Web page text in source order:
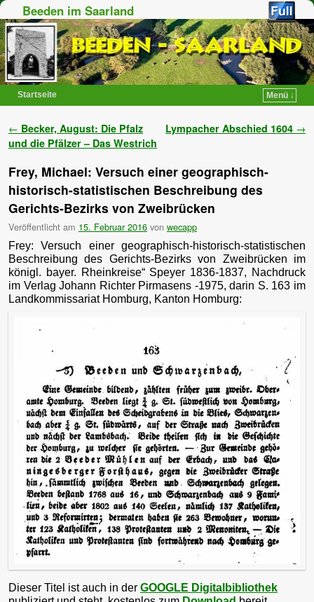
Beeden im Saarland
Startseite
Menü ↓
Artikelnavigation
← Becker, August: Die Pfalz
und die Pfälzer – Das Westrich
Lympacher Abschied 1604 →
Frey, Michael: Versuch einer geographisch-
historisch-statistischen Beschreibung des
Gerichts-Bezirks von Zweibrücken
Veröffentlicht am 15. Februar 2016 von wecapp
Frey: Versuch einer geographisch-historisch-statistischen
Beschreibung des Gerichts-Bezirks von Zweibrücken im
königl. bayer. Rheinkreise“ Speyer 1836-1837, Nachdruck
im Verlag Johann Richter Pirmasens -1975, darin S. 163 im
Landkommissariat Homburg, Kanton Homburg:
Dieser Titel ist auch in der GOOGLE Digitalbibliothek